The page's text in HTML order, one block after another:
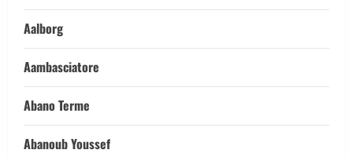
Aalborg
Aambasciatore
Abano Terme
Abanoub Youssef